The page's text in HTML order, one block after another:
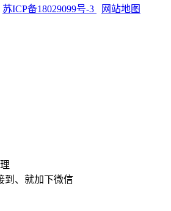
苏ICP备18029099号-3 网站地图
到、就加下微信